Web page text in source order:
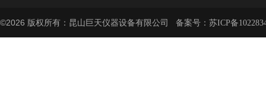
©2026 版权所有：昆山巨天仪器设备有限公司 备案号： 苏ICP备